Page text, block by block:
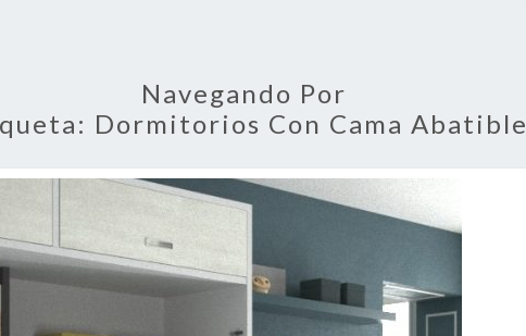
Navegando Por
Dormitorios Con Cama Abatible